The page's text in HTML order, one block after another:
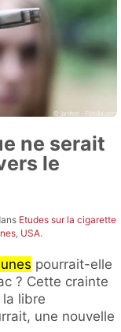
ne serait
le
Etudes sur la cigarette
USA.
pourrait-elle
? Cette crainte
libre
une nouvelle